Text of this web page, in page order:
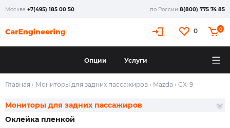
Москва +7(495) 185 00 50 по России 8(800) 775 74 85
0 0
Опции Услуги
Главная › Мониторы для задних пассажиров › Mazda › CX-9
Оклейка пленкой
Мониторы для задних пассажиров